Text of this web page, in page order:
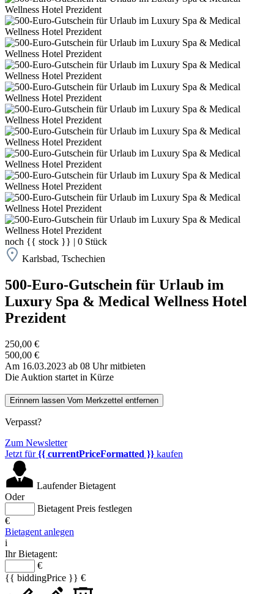
noch {{ stock }} | 0 Stück
Karlsbad, Tschechien
500-Euro-Gutschein für Urlaub im
Luxury Spa & Medical Wellness Hotel
Prezident
250,00 €
500,00 €
Am 16.03.2023 ab 08 Uhr mitbieten
Die Auktion startet in Kürze
Erinnern lassen Vom Merkzettel entfernen
Verpasst?
Zum Newsletter
Jetzt für{{ currentPriceFormatted }} kaufen
Laufender Bietagent
Oder
Bietagent Preis festlegen
€
Bietagent anlegen
i
Ihr Bietagent:
€
{{ biddingPrice }} €